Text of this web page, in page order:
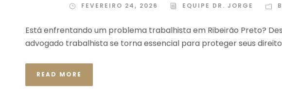
FEVEREIRO 24, 2026 EQUIPE DR. JORGE
Está enfrentando um problema trabalhista em Ribeirão Preto?
advogado trabalhista se torna essencial para proteger seus
READ MORE